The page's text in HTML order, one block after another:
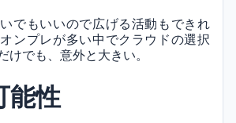
でもいいので広げる活動もできれ
ンプレが多い中でクラウドの選択
けでも、意外と大きい。
能性